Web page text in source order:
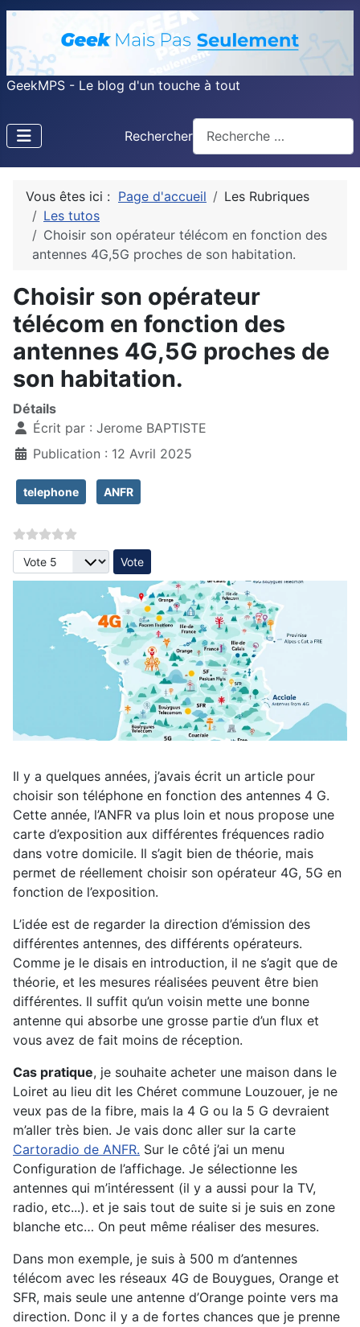
GeekMPS - Le blog d'un touche à tout
Rechercher
Vous êtes ici : Page d'accueil
Les Rubriques
Les tutos
Choisir son opérateur télécom en fonction des
antennes 4G,5G proches de son habitation.
Choisir son opérateur
télécom en fonction des
antennes 4G,5G proches de
son habitation.
Détails
Écrit par : Jerome BAPTISTE
Publication : 12 Avril 2025
telephone ANFR
Veuillez voter
Il y a quelques années, j’avais écrit un article pour
choisir son téléphone en fonction des antennes 4 G.
Cette année, l’ANFR va plus loin et nous propose une
carte d’exposition aux différentes fréquences radio
dans votre domicile. Il s’agit bien de théorie, mais
permet de réellement choisir son opérateur 4G, 5G en
fonction de l’exposition.
L’idée est de regarder la direction d’émission des
différentes antennes, des différents opérateurs.
Comme je le disais en introduction, il ne s’agit que de
théorie, et les mesures réalisées peuvent être bien
différentes. Il suffit qu’un voisin mette une bonne
antenne qui absorbe une grosse partie d’un flux et
vous avez de fait moins de réception.
Cas pratique, je souhaite acheter une maison dans le
Loiret au lieu dit les Chéret commune Louzouer, je ne
veux pas de la fibre, mais la 4 G ou la 5 G devraient
m’aller très bien. Je vais donc aller sur la carte
Cartoradio de ANFR. Sur le côté j’ai un menu
Configuration de l’affichage. Je sélectionne les
antennes qui m’intéressent (il y a aussi pour la TV,
radio, etc...). et je sais tout de suite si je suis en zone
blanche etc… On peut même réaliser des mesures.
Dans mon exemple, je suis à 500 m d’antennes
télécom avec les réseaux 4G de Bouygues, Orange et
SFR, mais seule une antenne d’Orange pointe vers ma
direction. Donc il y a de fortes chances que je prenne